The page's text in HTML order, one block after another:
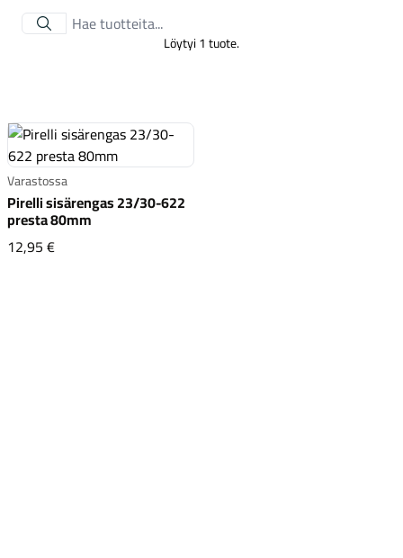
Komponentit
Löytyi 1 tuote.
Varastossa
Pirelli sisärengas 23/30-622
presta 80mm
12,95 €Pirelli sisärengas 23/30-622 presta 80mm